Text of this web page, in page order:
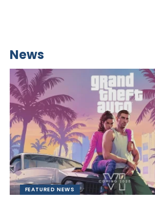
News
FEATURED NEWS